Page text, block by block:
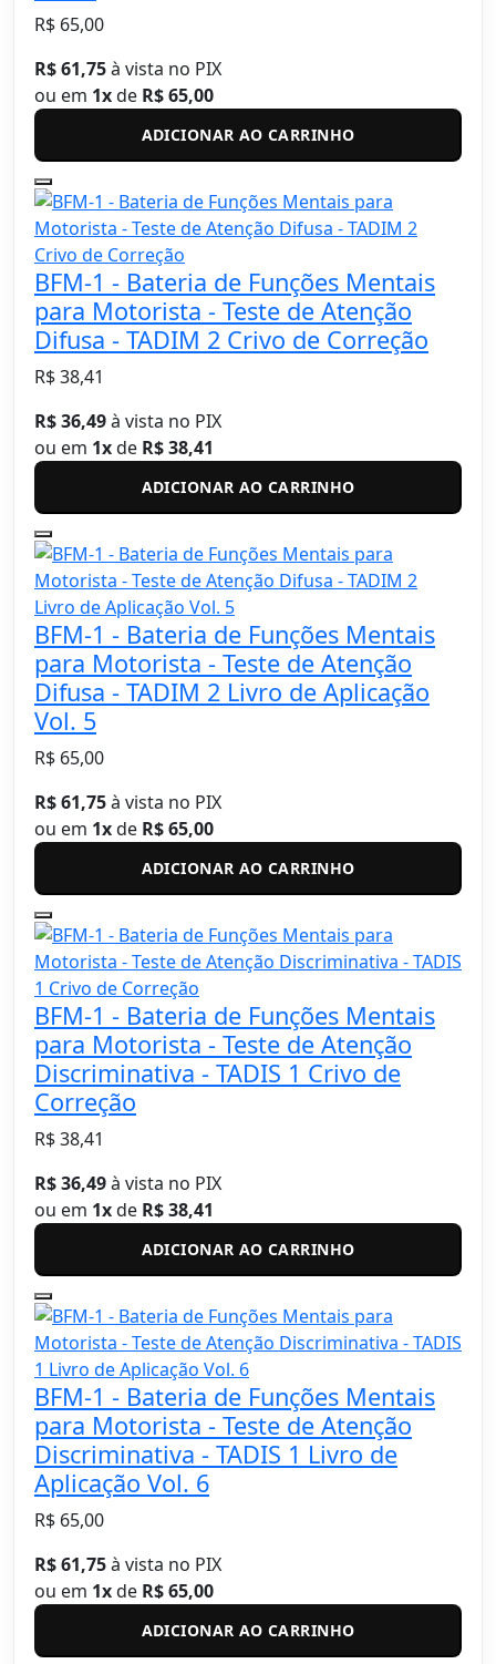
R$ 65,00
R$ 61,75à vista no PIX
ou em 1xde R$ 65,00
ADICIONAR AO CARRINHO
BFM-1 - Bateria de Funções Mentais
para Motorista - Teste de Atenção
Difusa - TADIM 2 Crivo de Correção
R$ 38,41
R$ 36,49à vista no PIX
ou em 1xde R$ 38,41
ADICIONAR AO CARRINHO
BFM-1 - Bateria de Funções Mentais
para Motorista - Teste de Atenção
Difusa - TADIM 2 Livro de Aplicação
Vol. 5
R$ 65,00
R$ 61,75à vista no PIX
ou em 1xde R$ 65,00
ADICIONAR AO CARRINHO
BFM-1 - Bateria de Funções Mentais
para Motorista - Teste de Atenção
Discriminativa - TADIS 1 Crivo de
Correção
R$ 38,41
R$ 36,49à vista no PIX
ou em 1xde R$ 38,41
ADICIONAR AO CARRINHO
BFM-1 - Bateria de Funções Mentais
para Motorista - Teste de Atenção
Discriminativa - TADIS 1 Livro de
Aplicação Vol. 6
R$ 65,00
R$ 61,75à vista no PIX
ou em 1xde R$ 65,00
ADICIONAR AO CARRINHO